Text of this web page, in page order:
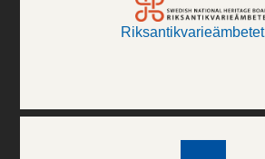
Riksantikvarieämbetet